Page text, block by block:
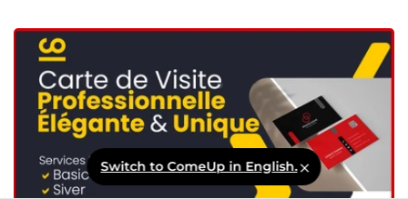
Switch to ComeUp in English.